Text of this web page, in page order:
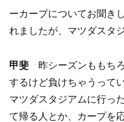
ーカープについてお聞き
れましたが、マツダスタ
甲斐 昨シーズンももち
するけど負けちゃうって
マツダスタジアムに行っ
て帰る人とか、カープを